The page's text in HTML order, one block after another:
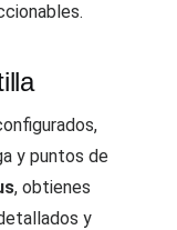
y puntos de
, obtienes
y